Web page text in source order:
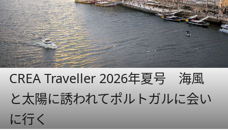
CREA Traveller 2026年夏号 海風
と太陽に誘われてポルトガルに会い
に行く